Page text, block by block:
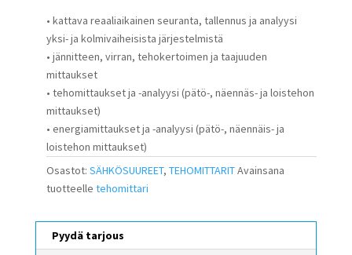
• kattava reaaliaikainen seuranta, tallennus ja analyysi
yksi- ja kolmivaiheisista järjestelmistä
• jännitteen, virran, tehokertoimen ja taajuuden
mittaukset
• tehomittaukset ja -analyysi (pätö-, näennäs- ja loistehon
mittaukset)
• energiamittaukset ja -analyysi (pätö-, näennäis- ja
loistehon mittaukset)
Osastot: SÄHKÖSUUREET, TEHOMITTARITAvainsana
tuotteelle tehomittari
Pyydä tarjous